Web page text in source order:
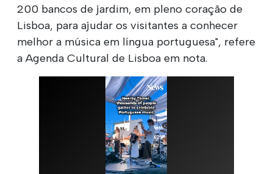
200 bancos de jardim, em pleno coração de
Lisboa, para ajudar os visitantes a conhecer
melhor a música em língua portuguesa", refere
a Agenda Cultural de Lisboa em nota.